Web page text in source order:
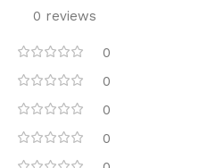
0 reviews
0
0
0
0